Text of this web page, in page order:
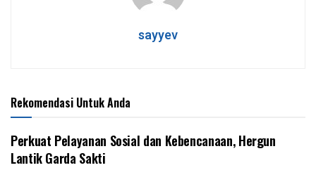
sayyev
Rekomendasi Untuk Anda
Perkuat Pelayanan Sosial dan Kebencanaan, Hergun
Lantik Garda Sakti